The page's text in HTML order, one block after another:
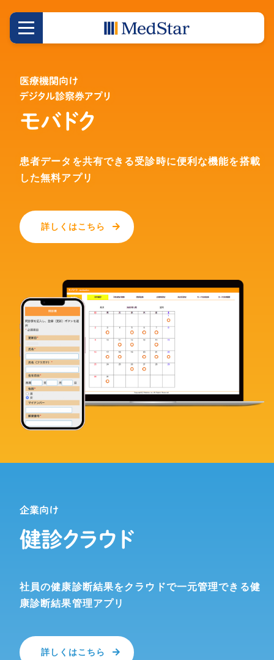
医療機関向け
デジタル診察券アプリ
モバドク
患者データを共有できる受診時に便利な機能を搭載
した無料アプリ
詳しくはこちら
企業向け
健診クラウド
社員の健康診断結果をクラウドで一元管理できる健
康診断結果管理アプリ
詳しくはこちら